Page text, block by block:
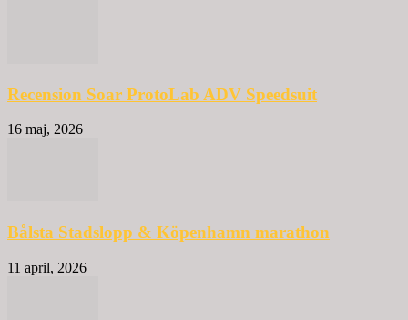
Recension Soar ProtoLab ADV Speedsuit
16 maj, 2026
Bålsta Stadslopp & Köpenhamn marathon
11 april, 2026